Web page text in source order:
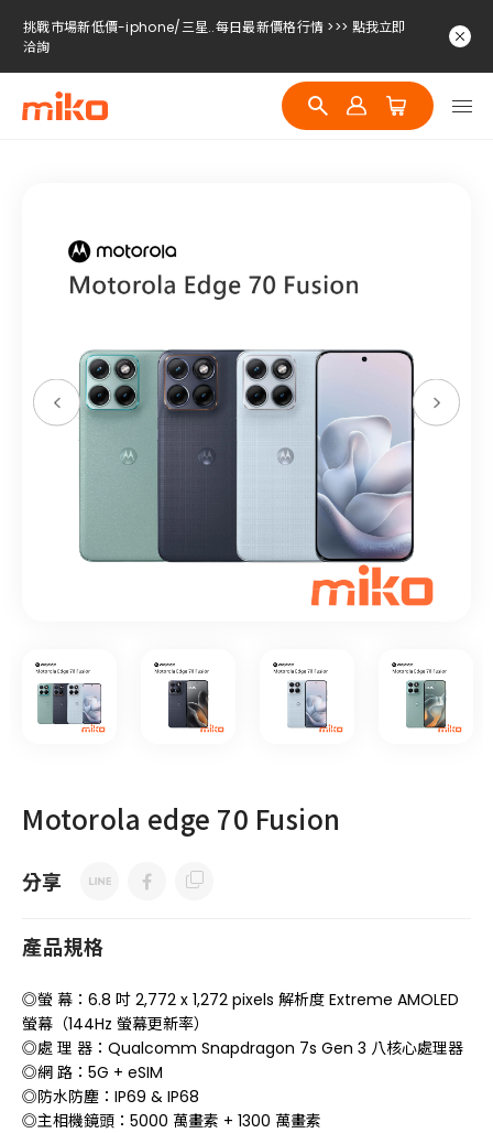
挑戰市場新低價-iphone/三星..每日最新價格行情 >>> 點我立即
洽詢
挑戰市場新低價-iphone/三星..每日最新價格行情 >>> 點我立即
洽詢
挑戰市場新低價-iphone/三星..每日最新價格行情 >>> 點我立即
Motorola edge 70 Fusion
分享
產品規格
◎螢 幕：6.8 吋 2,772 x 1,272 pixels 解析度 Extreme AMOLED
螢幕（144Hz 螢幕更新率）
◎處 理 器：Qualcomm Snapdragon 7s Gen 3 八核心處理器
◎網 路：5G + eSIM
◎防水防塵：IP69 & IP68
◎主相機鏡頭：5000 萬畫素 + 1300 萬畫素